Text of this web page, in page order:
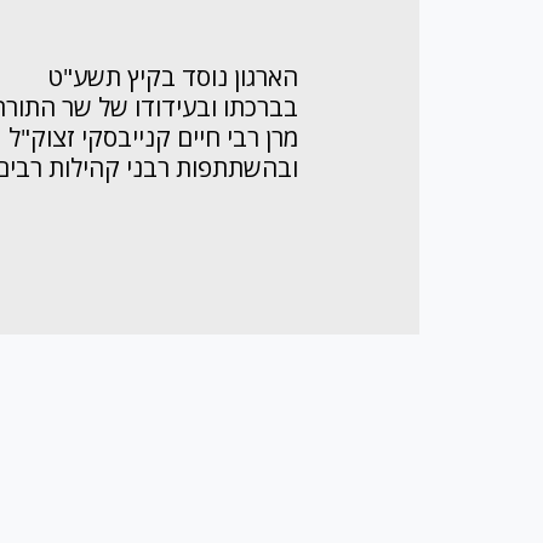
הארגון נוסד בקיץ תשע"ט
בברכתו ובעידודו של שר
מרן רבי חיים קנייבסקי זצוק"ל
ובהשתתפות רבני קהילות